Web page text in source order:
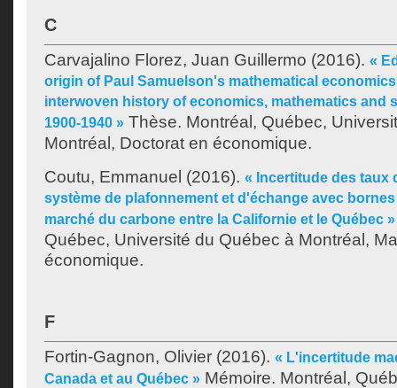
C
Carvajalino Florez, Juan Guillermo (2016). «
origin of Paul Samuelson's mathematical
interwoven history of economics, mathematics and
1900-1940 » Thèse. Montréal, Québec,
Montréal, Doctorat en économique.
Coutu, Emmanuel (2016). « Incertitude des taux
système de plafonnement et d'échange avec
marché du carbone entre la Californie et le Québec »
Québec, Université du Québec à Montréal,
économique.
F
Fortin-Gagnon, Olivier (2016). « L'incertitude
Canada et au Québec » Mémoire. Montréal,